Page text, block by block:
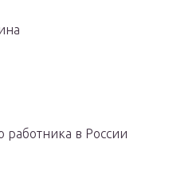
работника в России